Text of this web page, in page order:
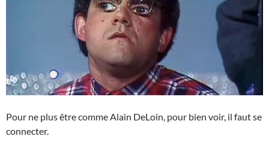
Pour ne plus être comme Alain DeLoin, pour bien voir, il faut se
connecter.